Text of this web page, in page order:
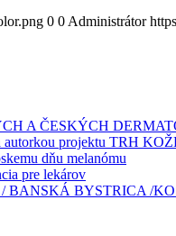
0 0 Administrátor
A ČESKÝCH
autorkou projektu TRH
dňu melanómu
pre lekárov
BANSKÁ BYSTRICA /